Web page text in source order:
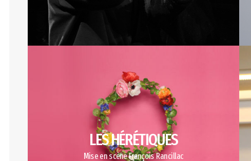
LES HÉRÉTIQUES
Mise en scène François Rancillac